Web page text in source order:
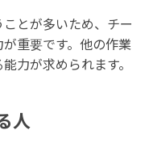
とが多いため、チー
重要です。他の作業
力が求められます。
人